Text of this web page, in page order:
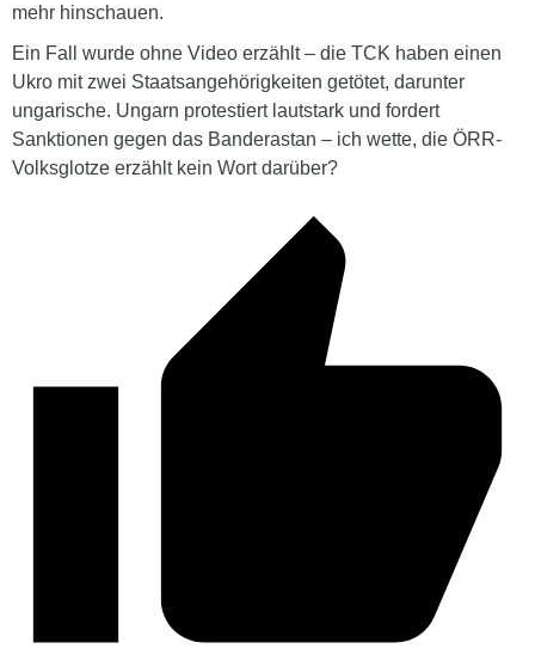
mehr hinschauen.
Ein Fall wurde ohne Video erzählt – die TCK haben einen
Ukro mit zwei Staatsangehörigkeiten getötet, darunter
ungarische. Ungarn protestiert lautstark und fordert
Sanktionen gegen das Banderastan – ich wette, die ÖRR-
Volksglotze erzählt kein Wort darüber?